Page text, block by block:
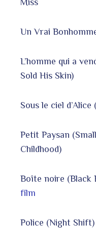
Miss
Un Vrai
L’homme qui a
Sold His Skin)
Sous le ciel
Petit Paysan
Childhood)
Boîte noire (Black
film
Police (Night Shift)